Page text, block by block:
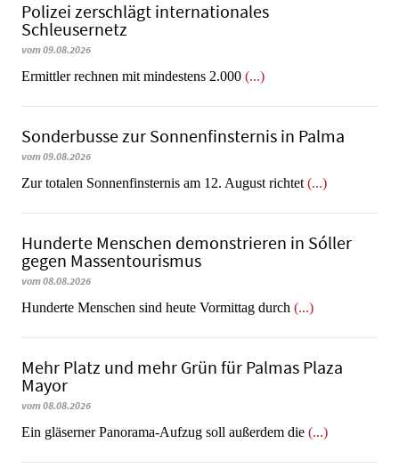
Polizei zerschlägt internationales
Schleusernetz
vom 09.08.2026
Ermittler rechnen mit mindestens 2.000 (...)
Sonderbusse zur Sonnenfinsternis in Palma
vom 09.08.2026
Zur totalen Sonnenfinsternis am 12. August richtet (...)
Hunderte Menschen demonstrieren in Sóller
gegen Massentourismus
vom 08.08.2026
Hunderte Menschen sind heute Vormittag durch (...)
Mehr Platz und mehr Grün für Palmas Plaza
Mayor
vom 08.08.2026
Ein gläserner Panorama-Aufzug soll außerdem die (...)